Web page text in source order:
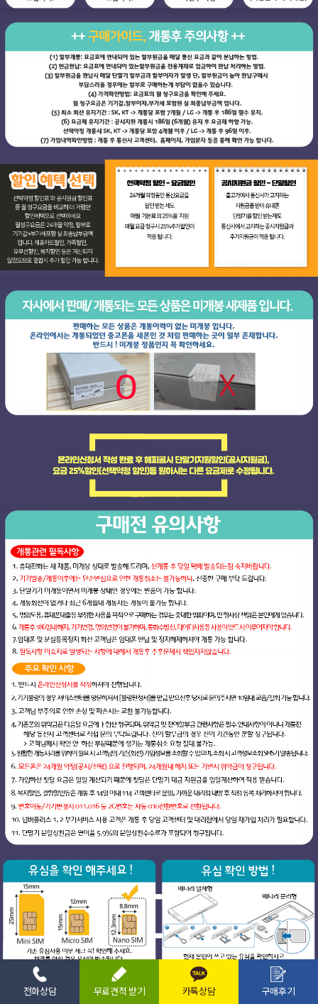
전화상담 무료견적 받기 카톡상담 구매후기